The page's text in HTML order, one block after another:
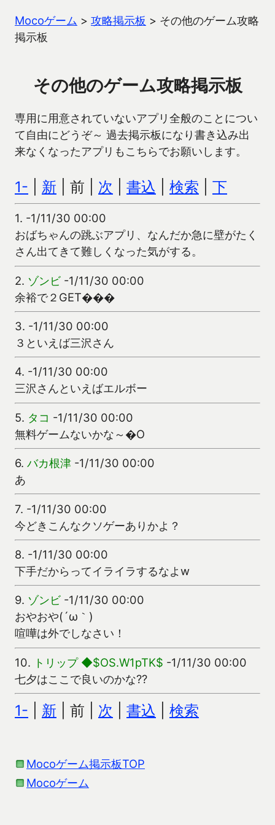
Mocoゲーム > 攻略掲示板 > その他のゲーム攻略
掲示板
その他のゲーム攻略掲示板
専用に用意されていないアプリ全般のことについ
て自由にどうぞ～ 過去掲示板になり書き込み出
来なくなったアプリもこちらでお願いします。
1- 新 | 前 | 次 書込 検索 下
1. -1/11/30 00:00
おばちゃんの跳ぶアプリ、なんだか急に壁がたく
さん出てきて難しくなった気がする。
2. ゾンビ -1/11/30 00:00
余裕で２GET���
3. -1/11/30 00:00
３といえば三沢さん
4. -1/11/30 00:00
三沢さんといえばエルボー
5. タコ -1/11/30 00:00
無料ゲームないかな～�O
6. バカ根津 -1/11/30 00:00
あ
7. -1/11/30 00:00
今どきこんなクソゲーありかよ？
8. -1/11/30 00:00
下手だからってイライラするなよw
9. ゾンビ -1/11/30 00:00
おやおや(´ω｀)
喧嘩は外でしなさい！
10. トリップ ◆$OS.W1pTK$ -1/11/30 00:00
七夕はここで良いのかな??
1- 新 | 前 | 次 書込 検索
Mocoゲーム掲示板TOP
Mocoゲーム